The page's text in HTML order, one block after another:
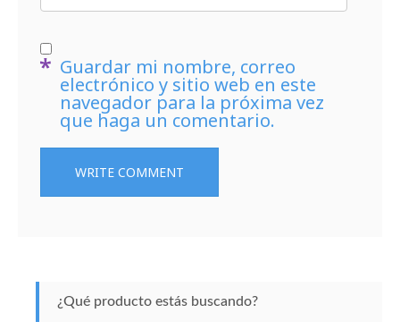
Guardar mi nombre, correo
electrónico y sitio web en este
navegador para la próxima vez
que haga un comentario.
¿Qué producto estás buscando?